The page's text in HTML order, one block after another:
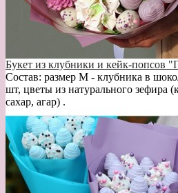
Букет из клубники и кейк-попсов
Состав: размер М - клубника в
шт, цветы из натурального зефира
сахар, агар) .